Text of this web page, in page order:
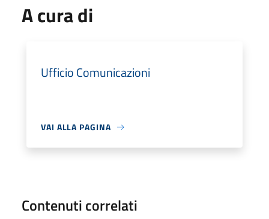
A cura di
Ufficio Comunicazioni
VAI ALLA PAGINA
Contenuti correlati